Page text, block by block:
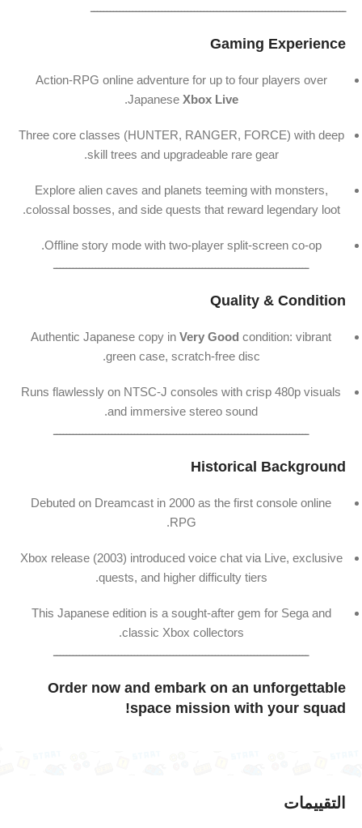
ـــــــــــــــــــــــــــــــــــــــــــــــــــــــــــــــــــــــــــــــ
Gaming Experience
Action-RPG online adventure for up to four players over
Japanese Xbox Live
.
Three core classes (HUNTER, RANGER, FORCE) with deep
skill trees and upgradeable rare gear.
Explore alien caves and planets teeming with monsters,
colossal bosses, and side quests that reward legendary loot.
Offline story mode with two-player split-screen co-op.
ـــــــــــــــــــــــــــــــــــــــــــــــــــــــــــــــــــــــــــــــ
Quality & Condition
Authentic Japanese copy in Very Good condition: vibrant
green case, scratch-free disc.
Runs flawlessly on NTSC-J consoles with crisp 480p visuals
and immersive stereo sound.
ـــــــــــــــــــــــــــــــــــــــــــــــــــــــــــــــــــــــــــــــ
Historical Background
Debuted on Dreamcast in 2000 as the first console online
RPG.
Xbox release (2003) introduced voice chat via Live, exclusive
quests, and higher difficulty tiers.
This Japanese edition is a sought-after gem for Sega and
classic Xbox collectors.
ـــــــــــــــــــــــــــــــــــــــــــــــــــــــــــــــــــــــــــــــ
Order now and embark on an unforgettable
space mission with your squad!
التقييمات